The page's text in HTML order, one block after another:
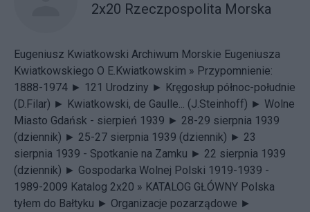
2x20 Rzeczpospolita Morska
Eugeniusz Kwiatkowski Archiwum Morskie Eugeniusza
Kwiatkowskiego O E.Kwiatkowskim » Przypomnienie:
1888-1974 ► 121 Urodziny ► Kręgosłup północ-południe
(D.Filar) ► Kwiatkowski, de Gaulle... (J.Steinhoff) ► Wolne
Miasto Gdańsk - sierpień 1939 ► 28-29 sierpnia 1939
(dziennik) ► 25-27 sierpnia 1939 (dziennik) ► 23
sierpnia 1939 - Spotkanie na Zamku ► 22 sierpnia 1939
(dziennik) ► Gospodarka Wolnej Polski 1919-1939 -
1989-2009 Katalog 2x20 » KATALOG GŁÓWNY Polska
tyłem do Bałtyku ► Organizacje pozarządowe ►